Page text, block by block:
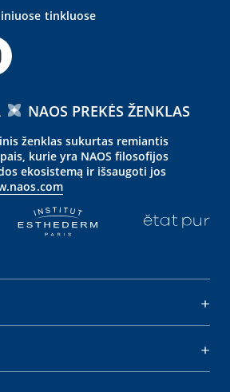
tinkluose
NAOS PREKĖS ŽENKLAS
ženklas sukurtas remiantis
kurie yra NAOS filosofijos
ekosistemą ir išsaugoti jos